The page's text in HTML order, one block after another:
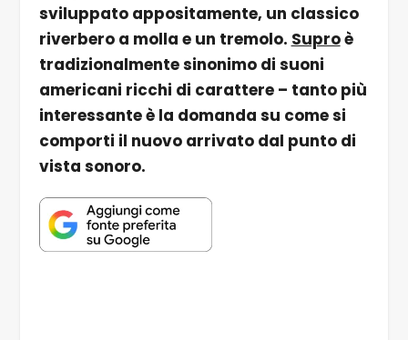
sviluppato appositamente, un classico
riverbero a molla e un tremolo. Suproè
tradizionalmente sinonimo di suoni
americani ricchi di carattere – tanto più
interessante è la domanda su come si
comporti il nuovo arrivato dal punto di
vista sonoro.